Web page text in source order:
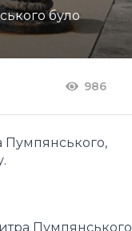
було
986
Пумпянського,
Пумпянського